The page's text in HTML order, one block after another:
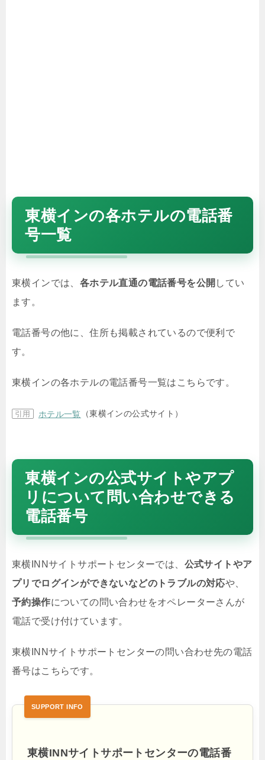
東横インの各ホテルの電話番
号一覧
東横インでは、 各ホテル直通の電話番号を公開 してい
ます。
電話番号の他に、住所も掲載されているので便利で
す。
東横インの各ホテルの電話番号一覧はこちらです。
ホテル一覧 （東横インの公式サイト）
東横インの公式サイトやアプ
リについて問い合わせできる
電話番号
東横INNサイトサポートセンターでは、 公式サイトやア
プリでログインができないなどのトラブルの対応や、
予約操作についての問い合わせをオペレーターさんが
電話で受け付けています。
東横INNサイトサポートセンターの問い合わせ先の電話
番号はこちらです。
東横INNサイトサポートセンターの電話番